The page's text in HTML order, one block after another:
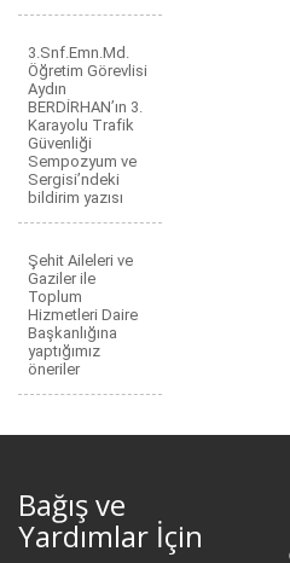
3.Snf.Emn.Md.
Öğretim Görevlisi
Aydın
BERDİRHAN’ın 3.
Karayolu Trafik
Güvenliği
Sempozyum ve
Sergisi’ndeki
bildirim yazısı
Şehit Aileleri ve
Gaziler ile
Toplum
Hizmetleri Daire
Başkanlığına
yaptığımız
öneriler
Bağış ve
Yardımlar İçin